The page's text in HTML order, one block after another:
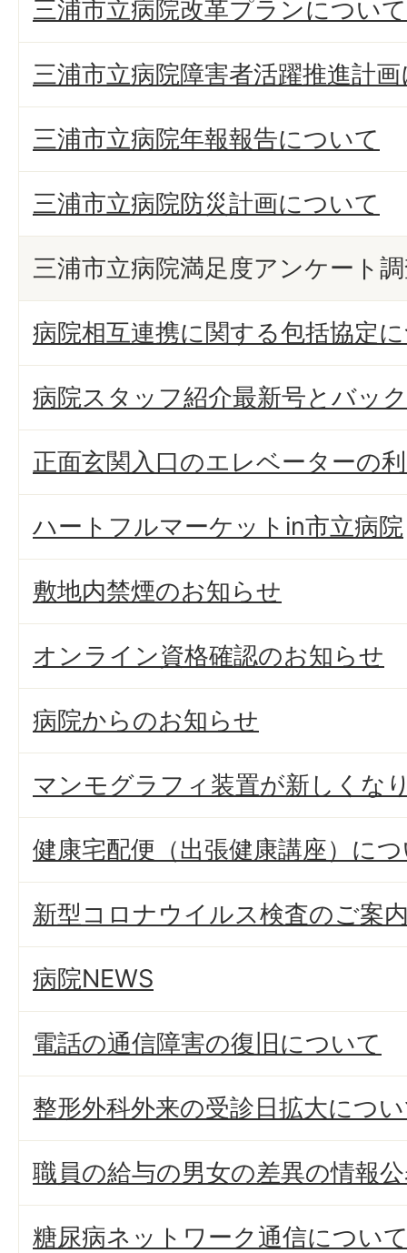
三浦市立病院改革プランについて
三浦市立病院障害者活躍推進計
三浦市立病院年報報告について
三浦市立病院防災計画について
三浦市立病院満足度アンケート
病院相互連携に関する包括協定
病院スタッフ紹介最新号とバッ
正面玄関入口のエレベーターの
ハートフルマーケットin市立病院
敷地内禁煙のお知らせ
オンライン資格確認のお知らせ
病院からのお知らせ
マンモグラフィ装置が新しくな
健康宅配便（出張健康講座）に
新型コロナウイルス検査のご案
病院NEWS
電話の通信障害の復旧について
整形外科外来の受診日拡大につ
職員の給与の男女の差異の情報
糖尿病ネットワーク通信につい